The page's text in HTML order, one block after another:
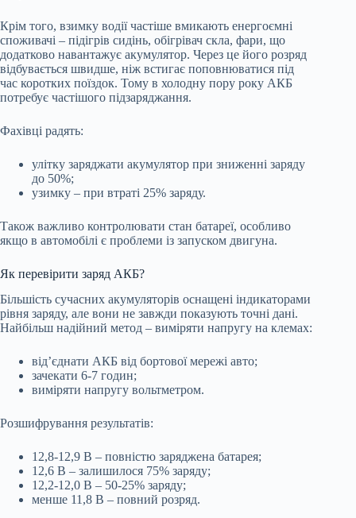
Крім того, взимку водії частіше вмикають енергоємні
споживачі – підігрів сидінь, обігрівач скла, фари, що
додатково навантажує акумулятор. Через це його розряд
відбувається швидше, ніж встигає поповнюватися під
час коротких поїздок. Тому в холодну пору року АКБ
потребує частішого підзаряджання.
Фахівці радять:
улітку заряджати акумулятор при зниженні заряду
до 50%;
узимку – при втраті 25% заряду.
Також важливо контролювати стан батареї, особливо
якщо в автомобілі є проблеми із запуском двигуна.
Як перевірити заряд АКБ?
Більшість сучасних акумуляторів оснащені індикаторами
рівня заряду, але вони не завжди показують точні дані.
Найбільш надійний метод – виміряти напругу на клемах:
від’єднати АКБ від бортової мережі авто;
зачекати 6-7 годин;
виміряти напругу вольтметром.
Розшифрування результатів:
12,8-12,9 В – повністю заряджена батарея;
12,6 В – залишилося 75% заряду;
12,2-12,0 В – 50-25% заряду;
менше 11,8 В – повний розряд.